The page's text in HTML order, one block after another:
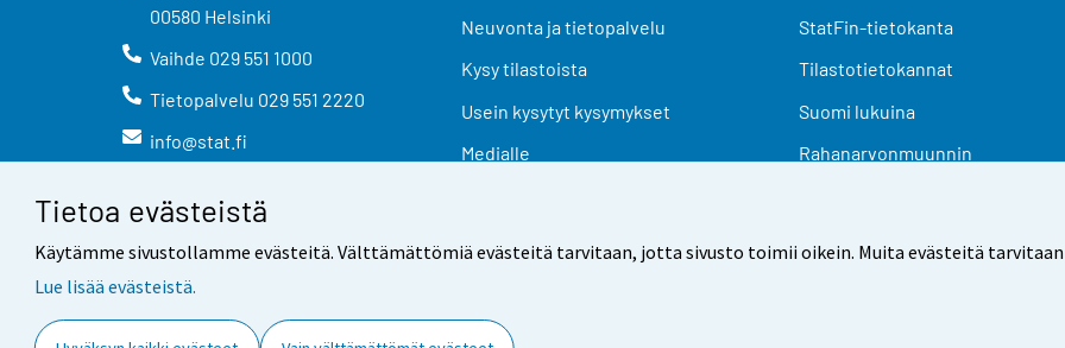
Tietoa evästeistä
Käytämme sivustollamme evästeitä. Välttämättömiä evästeitä tarvitaan, jotta sivusto toimii oikein. Muita evästeitä
Lue lisää evästeistä.
00580 Helsinki
Vaihde 029 551 1000
Tietopalvelu 029 551 2220
info@stat.fi
Neuvonta ja tietopalvelu
Kysy tilastoista
Usein kysytyt kysymykset
Medialle
StatFin-tietokanta
Tilastotietokannat
Suomi lukuina
Rahanarvonmuunnin
Yhteystiedot Palaute